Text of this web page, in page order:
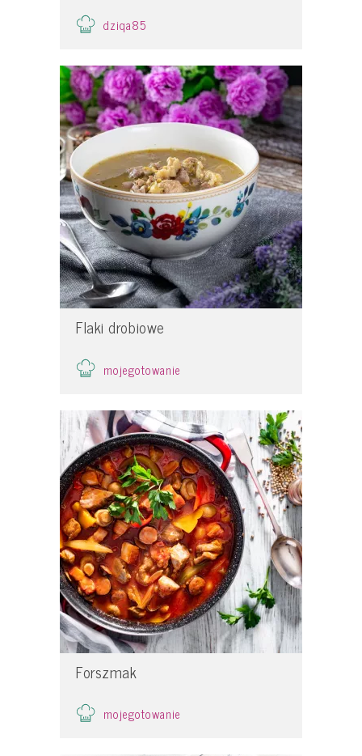
dziqa85
Flaki drobiowe
mojegotowanie
Forszmak
mojegotowanie